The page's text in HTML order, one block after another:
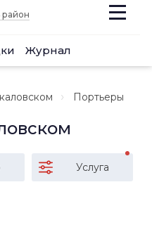
район
Журнал
Портьеры
Услуга